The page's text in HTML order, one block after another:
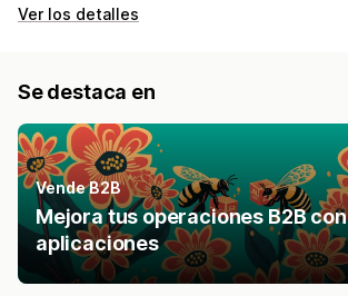
Ver los detalles
Se destaca en
Vende B2B
Mejora tus operaciones B2B con
aplicaciones